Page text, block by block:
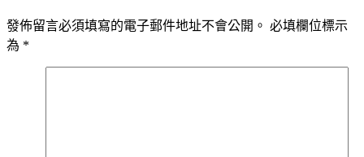
發佈留言必須填寫的電子郵件地址不會公開。 必填欄位標示
為 *